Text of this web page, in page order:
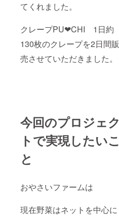
てくれました。
クレープPU❤CHI 1日約
130枚のクレープを2日間販
売させていただきました。
今回のプロジェク
トで実現したいこ
と
おやさいファームは
現在野菜はネットを中心に